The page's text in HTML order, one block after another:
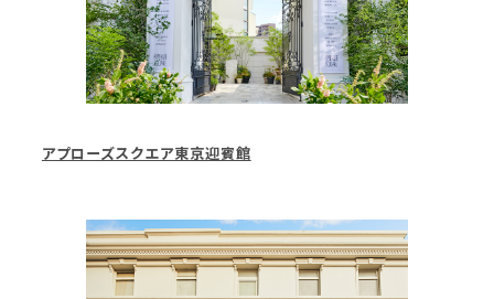
アプローズスクエア東京迎賓館